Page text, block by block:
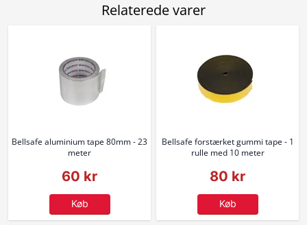
Relaterede varer
Bellsafe aluminium tape 80mm - 23
meter
60 kr
Køb
Bellsafe forstærket gummi tape - 1
rulle med 10 meter
80 kr
Køb